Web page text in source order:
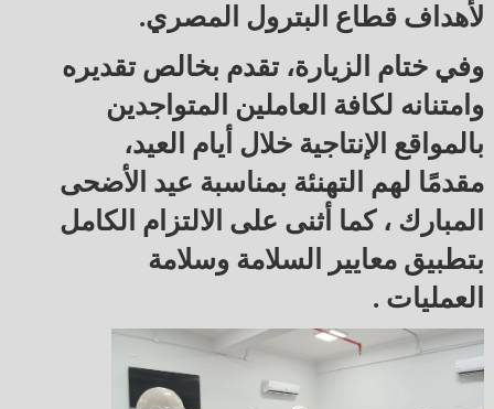
لأهداف قطاع البترول المصري.
وفي ختام الزيارة، تقدم بخالص تقديره
وامتنانه لكافة العاملين المتواجدين
بالمواقع الإنتاجية خلال أيام العيد،
مقدمًا لهم التهنئة بمناسبة عيد الأضحى
المبارك ، كما أثنى على الالتزام الكامل
بتطبيق معايير السلامة وسلامة
العمليات .